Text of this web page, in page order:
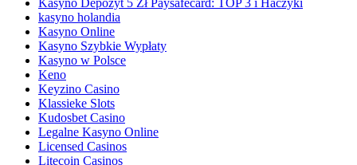
kasyno holandia
Kasyno Online
Kasyno Szybkie Wypłaty
Kasyno w Polsce
Keno
Keyzino Casino
Klassieke Slots
Kudosbet Casino
Legalne Kasyno Online
Licensed Casinos
Litecoin Casinos